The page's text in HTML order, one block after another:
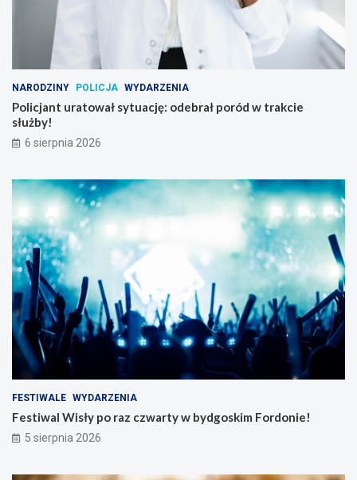
NARODZINY POLICJA WYDARZENIA
Policjant uratował sytuację: odebrał poród w trakcie
służby!
6 sierpnia 2026
FESTIWALE WYDARZENIA
Festiwal Wisły po raz czwarty w bydgoskim Fordonie!
5 sierpnia 2026